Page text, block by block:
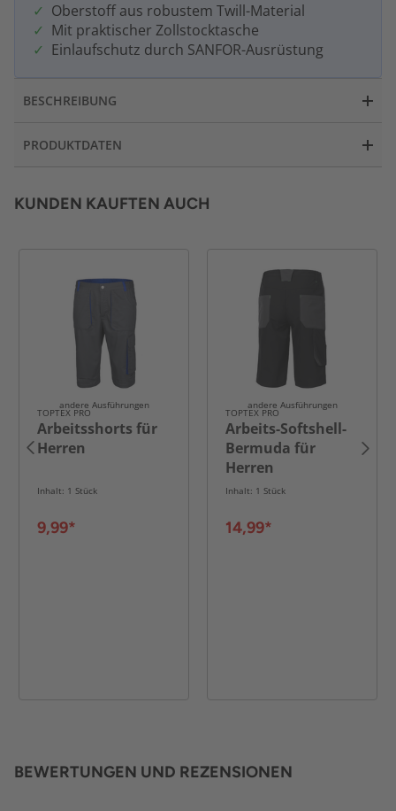
Oberstoff aus robustem Twill-Material
Mit praktischer Zollstocktasche
Einlaufschutz durch SANFOR-Ausrüstung
BESCHREIBUNG
PRODUKTDATEN
KUNDEN KAUFTEN AUCH
andere Ausführungen
TOPTEX PRO
Arbeitsshorts für
Herren
Inhalt: 1 Stück
9,99*
andere Ausführungen
TOPTEX PRO
Arbeits-Softshell-
Bermuda für
Herren
Inhalt: 1 Stück
14,99*
BEWERTUNGEN UND REZENSIONEN